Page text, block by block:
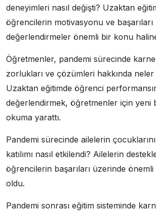
deneyimleri nasıl değişti? Uzaktan
öğrencilerin motivasyonu ve başarıları
değerlendirmeler önemli bir konu
Öğretmenler, pandemi sürecinde
zorlukları ve çözümleri hakkında
Uzaktan eğitimde öğrenci
değerlendirmek, öğretmenler için yeni
okuma yarattı.
Pandemi sürecinde ailelerin
katılımı nasıl etkilendi? Ailelerin
öğrencilerin başarıları üzerinde
oldu.
Pandemi sonrası eğitim sisteminde